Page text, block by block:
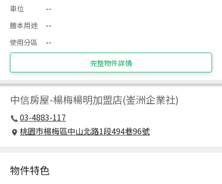
車位
--
謄本用途
--
使用分區
--
完整物件詳情
中信房屋-楊梅楊明加盟店(崟洲企業社)
03-4883-117
桃園市楊梅區中山北路1段494巷96號
物件特色